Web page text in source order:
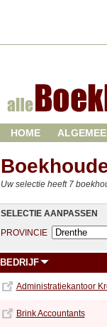
HOME
Uw selectie heeft 7
SELECTIE AANPASSEN
PROVINCIE
BEDRIJF
Administratiekantoor
Brink Accountants